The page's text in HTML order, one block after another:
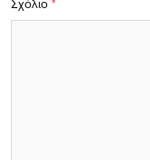
Σχόλιο *